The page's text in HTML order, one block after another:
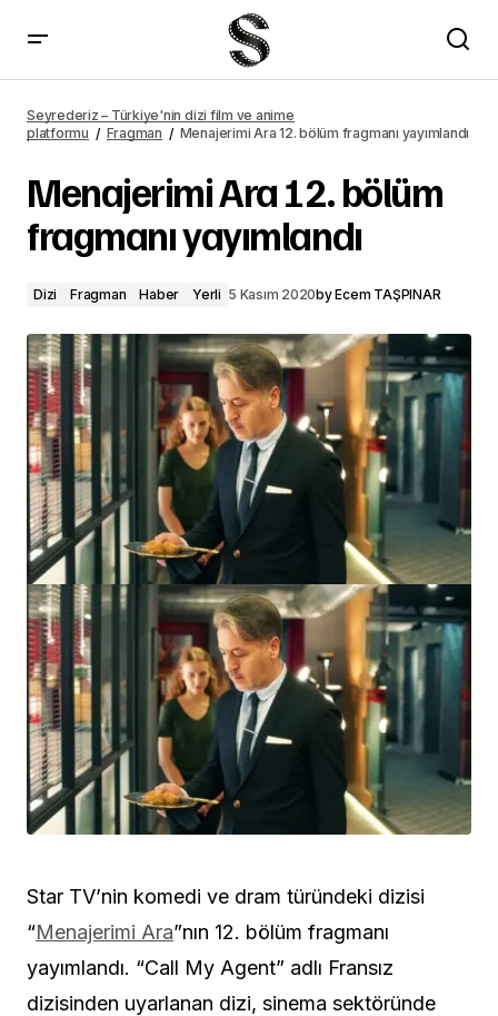
Seyrederiz – Türkiye'nin dizi film ve anime
platformu
Fragman Menajerimi Ara 12. bölüm fragmanı yayımlandı
Menajerimi Ara 12. bölüm
fragmanı yayımlandı
Dizi Fragman Haber Yerli 5 Kasım 2020byEcem TAŞPINAR
Star TV’nin komedi ve dram türündeki dizisi
“Menajerimi Ara”nın 12. bölüm fragmanı
yayımlandı. “Call My Agent” adlı Fransız
dizisinden uyarlanan dizi, sinema sektöründe